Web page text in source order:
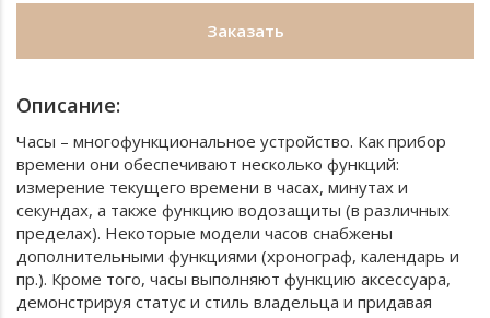
Заказать
Описание:
Часы – многофункциональное устройство. Как прибор
времени они обеспечивают несколько функций:
измерение текущего времени в часах, минутах и
секундах, а также функцию водозащиты (в различных
пределах). Некоторые модели часов снабжены
дополнительными функциями (хронограф, календарь и
пр.). Кроме того, часы выполняют функцию аксессуара,
демонстрируя статус и стиль владельца и придавая